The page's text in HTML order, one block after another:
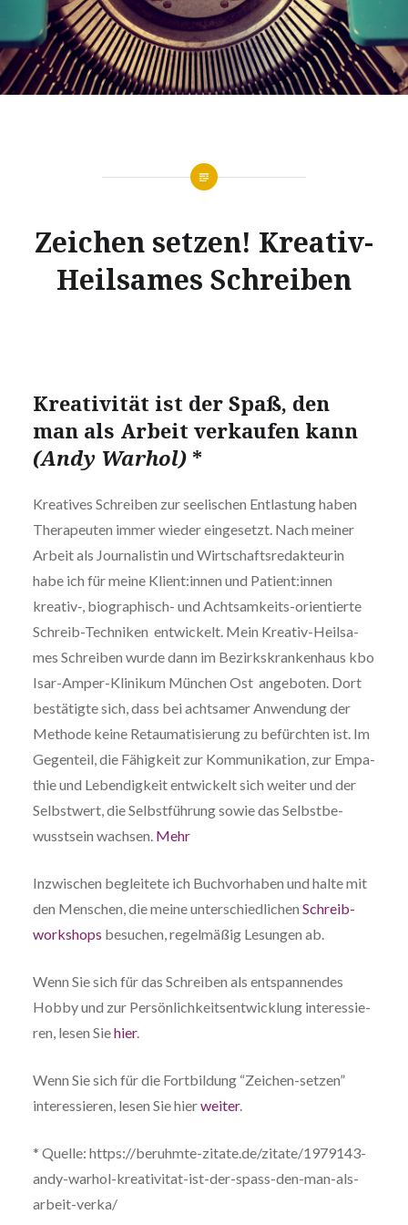
Zei­chen set­zen! Krea­tiv-
Heil­sa­mes Schreiben
Krea­ti­vi­tät ist der Spaß, den
man als Arbeit ver­kau­fen kann
(Andy War­hol)*
Krea­ti­ves Schrei­ben zur see­li­schen Ent­las­tung haben
The­ra­peu­ten immer wie­der ein­ge­setzt. Nach mei­ner
Arbeit als Jour­na­lis­tin und Wirt­schafts­re­dak­teu­rin
habe ich für mei­ne Klient:innen und Patient:innen
kreativ‑, bio­gra­phisch- und Acht­sam­keits-ori­en­tier­te
Schreib-Tech­ni­ken ent­wi­ckelt. Mein Krea­tiv-Heil­sa­
mes Schrei­ben wur­de dann im Bezirks­kran­ken­haus kbo
Isar-Amper-Kli­ni­kum Mün­chen Ost ange­bo­ten. Dort
bestä­tig­te sich, dass bei acht­sa­mer Anwen­dung der
Metho­de kei­ne Retau­ma­ti­sie­rung zu befürch­ten ist. Im
Gegen­teil, die Fähig­keit zur Kom­mu­ni­ka­ti­on, zur Empa­
thie und Leben­dig­keit ent­wi­ckelt sich wei­ter und der
Selbst­wert, die Selbst­füh­rung sowie das Selbst­be­
wusst­sein wach­sen. Mehr
Inzwi­schen beglei­te­te ich Buch­vor­ha­ben und hal­te mit
den Men­schen, die mei­ne unter­schied­li­chen Schreib­
work­shops besu­chen, regel­mä­ßig Lesun­gen ab.
Wenn Sie sich für das Schrei­ben als ent­span­nen­des
Hob­by und zur Per­sön­lich­keits­ent­wick­lung inter­es­sie­
ren, lesen Siehier.
Wenn Sie sich für die Fort­bil­dung “Zei­chen-set­zen”
inter­es­sie­ren, lesen Sie hierwei­ter.
* Quel­le: https://beruhmte-zitate.de/zitate/1979143-
andy-warhol-kreativitat-ist-der-spass-den-man-als-
arbeit-verka/